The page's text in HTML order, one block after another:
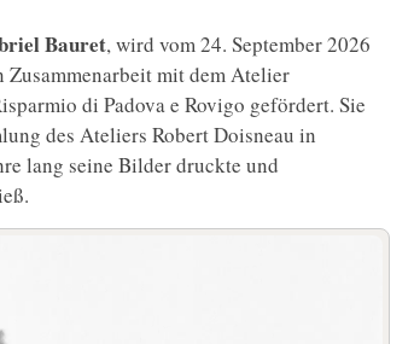
Bauret, wird vom 24. September 2026
Zusammenarbeit mit dem Atelier
di Padova e Rovigo gefördert. Sie
des Ateliers Robert Doisneau in
lang seine Bilder druckte und